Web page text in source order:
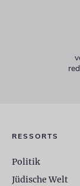
RESSORTS
Politik
Jüdische Welt